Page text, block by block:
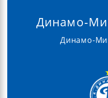
Динамо-
Динамо-